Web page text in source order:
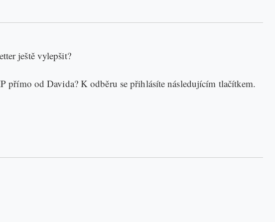
ještě vylepšit?
od Davida? K odběru se přihlásíte následujícím tlačítkem.